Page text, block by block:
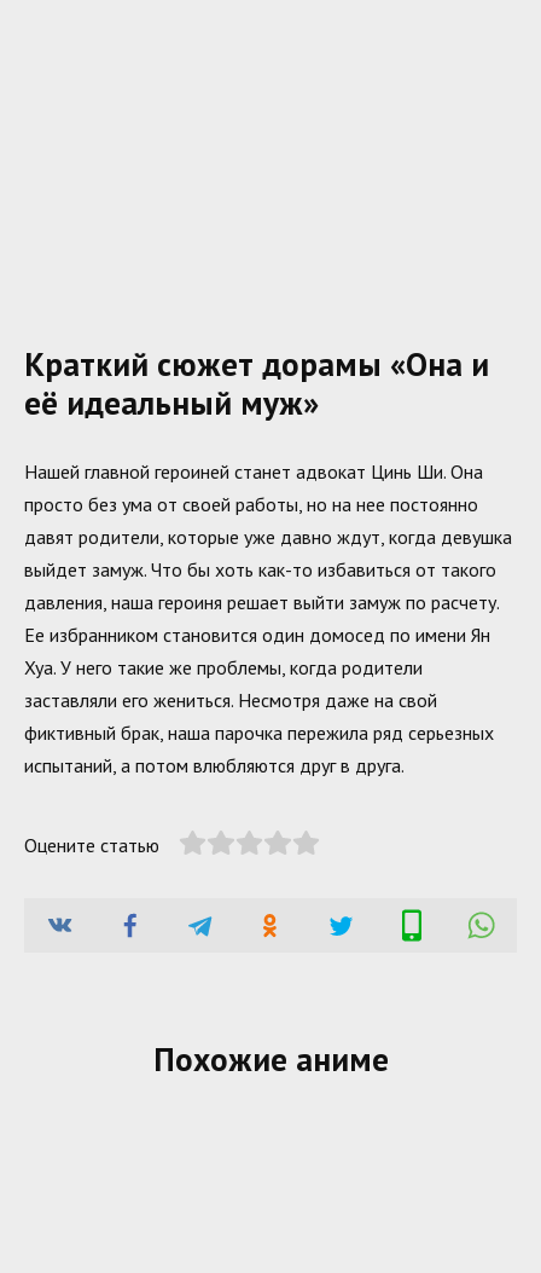
Краткий сюжет дорамы «Она и
её идеальный муж»
Нашей главной героиней станет адвокат Цинь Ши. Она
просто без ума от своей работы, но на нее постоянно
давят родители, которые уже давно ждут, когда девушка
выйдет замуж. Что бы хоть как-то избавиться от такого
давления, наша героиня решает выйти замуж по расчету.
Ее избранником становится один домосед по имени Ян
Хуа. У него такие же проблемы, когда родители
заставляли его жениться. Несмотря даже на свой
фиктивный брак, наша парочка пережила ряд серьезных
испытаний, а потом влюбляются друг в друга.
Оцените статью
Похожие аниме